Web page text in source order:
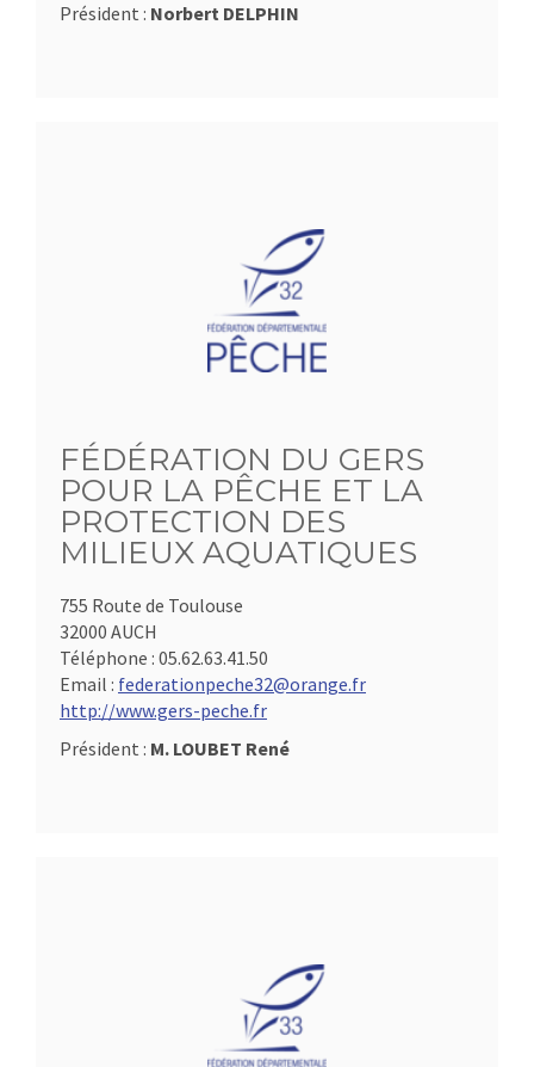
Président : Norbert DELPHIN
FÉDÉRATION DU GERS
POUR LA PÊCHE ET LA
PROTECTION DES
MILIEUX AQUATIQUES
755 Route de Toulouse
32000 AUCH
Téléphone : 05.62.63.41.50
Email : federationpeche32@orange.fr
http://www.gers-peche.fr
Président : M. LOUBET René